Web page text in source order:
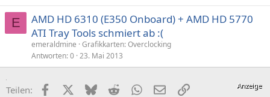
E
AMD HD 6310 (E350 Onboard) + AMD HD 5770
ATI Tray Tools schmiert ab :(
emeraldmine Grafikkarten: Overclocking
Antworten 0 23. Mai 2013
Teilen: FacebookX (Twitter)
BlueskyRedditWhatsApp
E-MailLink